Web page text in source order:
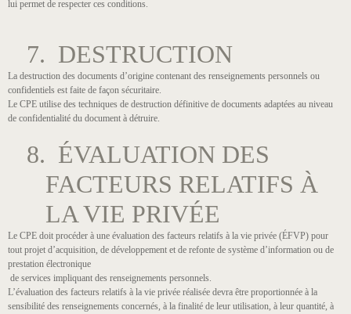
lui permet de respecter ces conditions.
7. DESTRUCTION
La destruction des documents d’origine contenant des renseignements personnels ou
confidentiels est faite de façon sécuritaire.
Le CPE utilise des techniques de destruction définitive de documents adaptées au niveau
de confidentialité du document à détruire.
8. ÉVALUATION DES
FACTEURS RELATIFS À
LA VIE PRIVÉE
Le CPE doit procéder à une évaluation des facteurs relatifs à la vie privée (ÉFVP) pour
tout projet d’acquisition, de développement et de refonte de système d’information ou de
prestation électronique
de services impliquant des renseignements personnels.
L’évaluation des facteurs relatifs à la vie privée réalisée devra être proportionnée à la
sensibilité des renseignements concernés, à la finalité de leur utilisation, à leur quantité, à